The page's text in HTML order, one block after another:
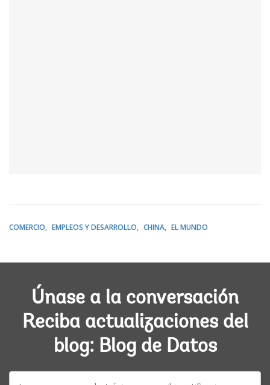
COMERCIO EMPLEOS Y DESARROLLO CHINA EL MUNDO
Únase a la conversación
Reciba actualizaciones del
blog: Blog de Datos
E-